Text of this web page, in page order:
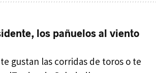
los pañuelos al viento
gustan las corridas de toros o te